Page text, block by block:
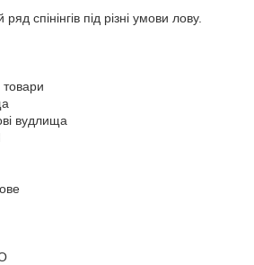
спінінгів під різні умови лову.
товари
вудлища